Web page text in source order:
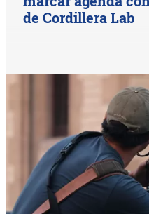
de Cordillera Lab